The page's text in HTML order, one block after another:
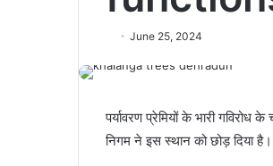
June 25, 2024
पर्यावरण प्रेमियों के भारी
निगम ने इस स्थान को छोड़ दिया